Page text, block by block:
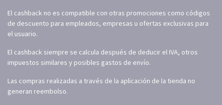
El cashback no es compatible con otras promociones como códigos
de descuento para empleados, empresas u ofertas exclusivas para
el usuario.
El cashback siempre se calcula después de deducir el IVA, otros
impuestos similares y posibles gastos de envío.
Las compras realizadas a través de la aplicación de la tienda no
generan reembolso.